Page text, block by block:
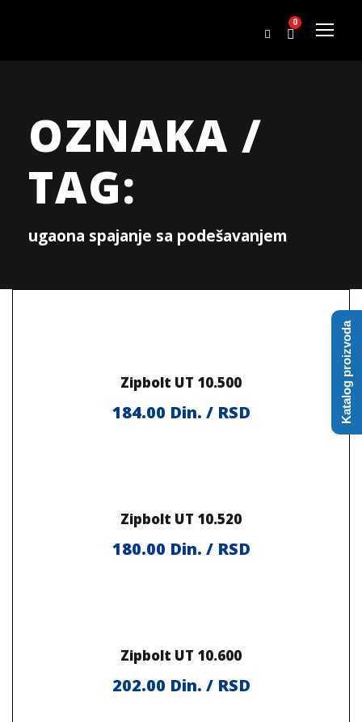
0
OZNAKA /
TAG:
ugaona spajanje sa podešavanjem
Zipbolt UT 10.500
184.00 Din. / RSD
Zipbolt UT 10.520
180.00 Din. / RSD
Zipbolt UT 10.600
202.00 Din. / RSD
Katalog proizvoda